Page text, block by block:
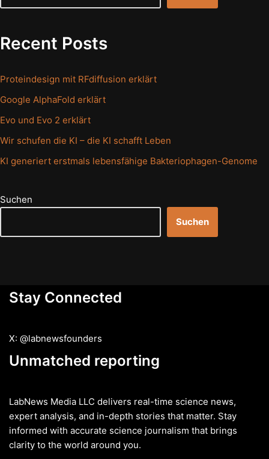
Recent Posts
Proteindesign mit RFdiffusion erklärt
Google AlphaFold erklärt
Evo und Evo 2 erklärt
Wir schufen die KI – die KI schafft Leben
KI generiert erstmals lebensfähige Bakteriophagen-Genome
Suchen
Suchen
Stay Connected
X: @labnewsfounders
Unmatched reporting
LabNews Media LLC delivers real-time science news,
expert analysis, and in-depth stories that matter. Stay
informed with accurate science journalism that brings
clarity to the world around you.